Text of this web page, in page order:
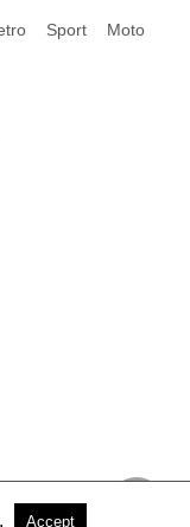
Sport Moto
Accept